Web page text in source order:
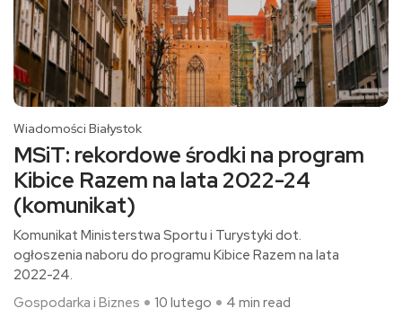
Wiadomości Białystok
MSiT: rekordowe środki na program
Kibice Razem na lata 2022-24
(komunikat)
Komunikat Ministerstwa Sportu i Turystyki dot.
ogłoszenia naboru do programu Kibice Razem na lata
2022-24.
Gospodarka i Biznes
10 lutego 4 min read